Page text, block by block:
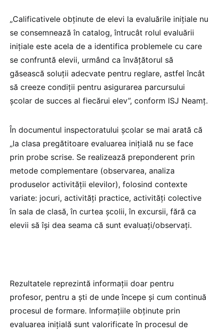
„Calificativele obținute de elevi la evaluările inițiale nu
se consemnează în catalog, întrucât rolul evaluării
inițiale este acela de a identifica problemele cu care
se confruntă elevii, urmând ca învățătorul să
găsească soluții adecvate pentru reglare, astfel încât
să creeze condiții pentru asigurarea parcursului
școlar de succes al fiecărui elev”, conform ISJ Neamț.
În documentul inspectoratului școlar se mai arată că
„la clasa pregătitoare evaluarea inițială nu se face
prin probe scrise. Se realizează preponderent prin
metode complementare (observarea, analiza
produselor activității elevilor), folosind contexte
variate: jocuri, activități practice, activități colective
în sala de clasă, în curtea școlii, în excursii, fără ca
elevii să își dea seama că sunt evaluați/observați.
Rezultatele reprezintă informații doar pentru
profesor, pentru a ști de unde începe și cum continuă
procesul de formare. Informațiile obținute prin
evaluarea inițială sunt valorificate în procesul de